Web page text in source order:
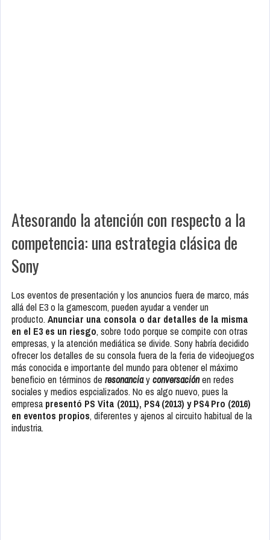
Atesorando la atención con respecto a la
competencia: una estrategia clásica de
Sony
Los eventos de presentación y los anuncios fuera de marco, más
allá del E3 o la gamescom, pueden ayudar a vender un
producto. Anunciar una consola o dar detalles de la misma
en el E3 es un riesgo, sobre todo porque se compite con otras
empresas, y la atención mediática se divide. Sony habría decidido
ofrecer los detalles de su consola fuera de la feria de videojuegos
más conocida e importante del mundo para obtener el máximo
beneficio en términos de resonanciayconversaciónen redes
sociales y medios espcializados. No es algo nuevo, pues la
empresa presentó PS Vita (2011), PS4 (2013) y PS4 Pro (2016)
en eventos propios, diferentes y ajenos al circuito habitual de la
industria.